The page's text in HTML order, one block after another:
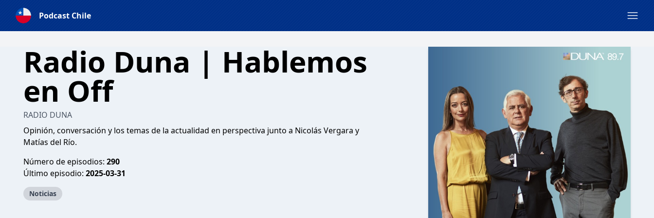
Podcast Chile
Radio Duna | Hablemos
en Off
RADIO DUNA
Opinión, conversación y los temas de la actualidad en perspectiva junto a Nicolás Vergara y
Matías del Río.
Número de episodios: 290
Último episodio: 2025-03-31
Noticias